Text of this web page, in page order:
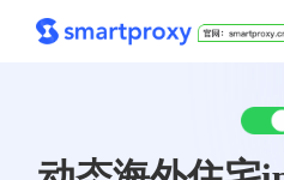
套餐购买